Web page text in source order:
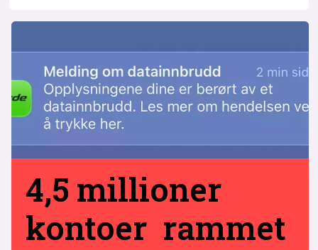
4,5 millioner
kontoer rammet